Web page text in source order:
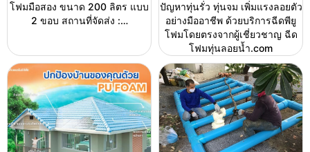
โฟมมือสอง ขนาด 200 ลิตร แบบ
2 ขอบ สถานที่จัดส่ง :…
ปัญหาทุ่นรั่ว ทุ่นจม เพิ่มแรงลอยตัว
อย่างมืออาชีพ ด้วยบริการฉีดพียู
โฟมโดยตรงจากผู้เชี่ยวชาญ ฉีด
โฟมทุ่นลอยน้ำ.com